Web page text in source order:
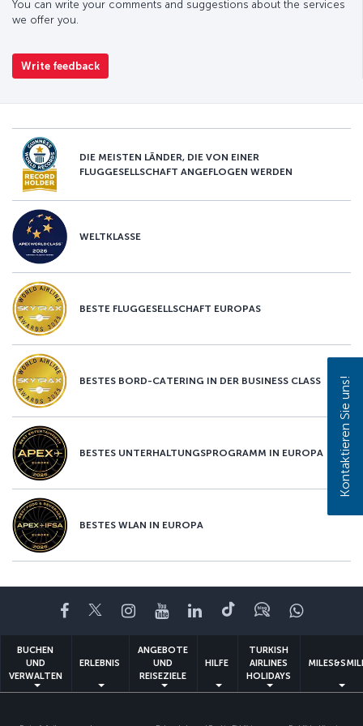
You can write your comments and suggestions about the services
we offer you.
Write feedback
DIE MEISTEN LÄNDER, DIE VON EINER
FLUGGESELLSCHAFT ANGEFLOGEN WERDEN
WELTKLASSE
BESTE FLUGGESELLSCHAFT EUROPAS
BESTES BORD-CATERING IN DER BUSINESS CLASS
BESTES UNTERHALTUNGSPROGRAMM IN EUROPA
BESTES WLAN IN EUROPA
Facebook
TwitterInstagram
YouTubeLinkedIn
TikTokBlog
BUCHEN
UND
VERWALTEN
ERLEBNIS
ANGEBOTE
UND
REISEZIELE
HILFE
TURKISH
AIRLINES
HOLIDAYS
Kontaktieren Sie uns!